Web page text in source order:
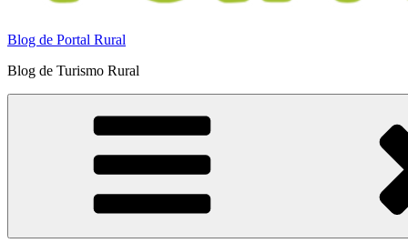
Blog de Portal Rural
Blog de Turismo Rural